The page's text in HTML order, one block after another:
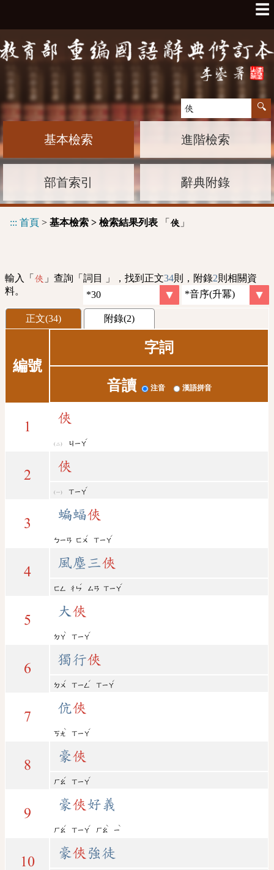
☰
基本檢索 進階檢索
部首索引 辭典附錄
::: 首頁 > 基本檢索 > 檢索結果列表 「 俠 」
輸入「 俠 」查詢「詞目 」，找到正文34則，附錄2則相關資
料。
正文(34) 附錄(2)
編號
字詞
音讀 注音 漢語拼音
1
俠
ㄐㄧㄚ
ˊ
2
俠
ㄒㄧㄚ
ˊ
3
蝙蝠俠
ㄅㄧㄢ ㄈㄨ
ˊ
ㄒㄧㄚ
ˊ
4
風塵三俠
ㄈㄥ ㄔㄣ
ˊ
ㄙㄢ ㄒㄧㄚ
ˊ
5
大俠
ㄉㄚ
ˋ
ㄒㄧㄚ
ˊ
6
獨行俠
ㄉㄨ
ˊ
ㄒㄧㄥ
ˊ
ㄒㄧㄚ
ˊ
7
伉俠
ㄎㄤ
ˋ
ㄒㄧㄚ
ˊ
8
豪俠
ㄏㄠ
ˊ
ㄒㄧㄚ
ˊ
9
豪俠好義
ㄏㄠ
ˊ
ㄒㄧㄚ
ˊ
ㄏㄠ
ˋ
ㄧ
ˋ
10
豪俠 強徒